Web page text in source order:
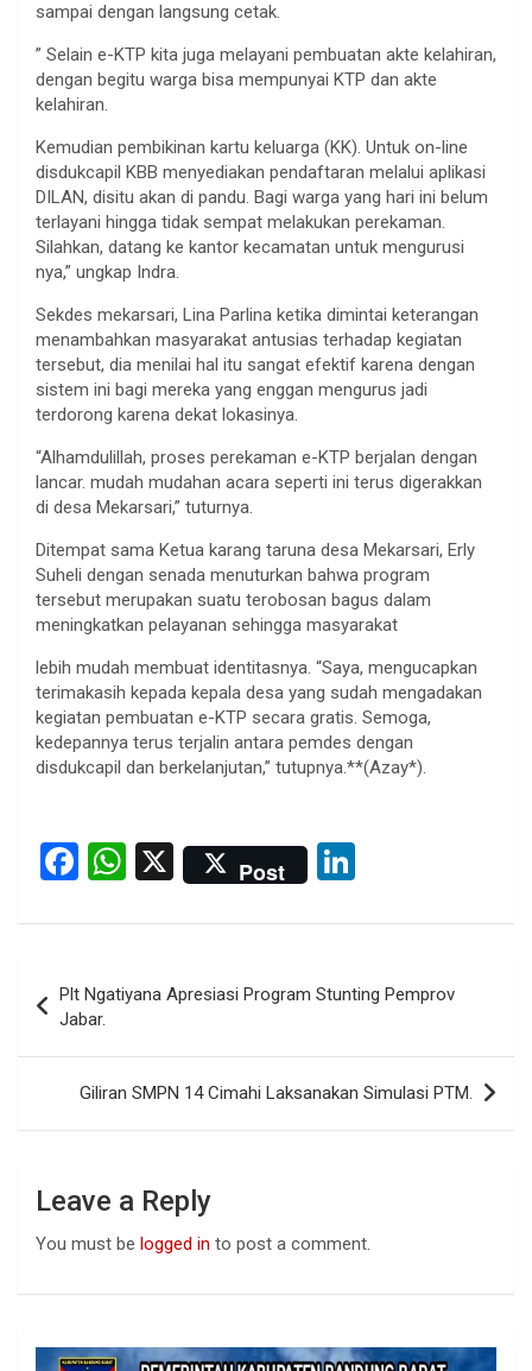
sampai dengan langsung cetak.
” Selain e-KTP kita juga melayani pembuatan akte kelahiran,
dengan begitu warga bisa mempunyai KTP dan akte
kelahiran.
Kemudian pembikinan kartu keluarga (KK). Untuk on-line
disdukcapil KBB menyediakan pendaftaran melalui aplikasi
DILAN, disitu akan di pandu. Bagi warga yang hari ini belum
terlayani hingga tidak sempat melakukan perekaman.
Silahkan, datang ke kantor kecamatan untuk mengurusi
nya,” ungkap Indra.
Sekdes mekarsari, Lina Parlina ketika dimintai keterangan
menambahkan masyarakat antusias terhadap kegiatan
tersebut, dia menilai hal itu sangat efektif karena dengan
sistem ini bagi mereka yang enggan mengurus jadi
terdorong karena dekat lokasinya.
“Alhamdulillah, proses perekaman e-KTP berjalan dengan
lancar. mudah mudahan acara seperti ini terus digerakkan
di desa Mekarsari,” tuturnya.
Ditempat sama Ketua karang taruna desa Mekarsari, Erly
Suheli dengan senada menuturkan bahwa program
tersebut merupakan suatu terobosan bagus dalam
meningkatkan pelayanan sehingga masyarakat
lebih mudah membuat identitasnya. “Saya, mengucapkan
terimakasih kepada kepala desa yang sudah mengadakan
kegiatan pembuatan e-KTP secara gratis. Semoga,
kedepannya terus terjalin antara pemdes dengan
disdukcapil dan berkelanjutan,” tutupnya.**(Azay*).
F
ce
b
o
o
k
W
at
A
p
p
X Post
ke
dI
n
navigation
Plt Ngatiyana Apresiasi Program Stunting Pemprov
Jabar.
Giliran SMPN 14 Cimahi Laksanakan Simulasi PTM.
Leave a Reply
You must be logged in to post a comment.